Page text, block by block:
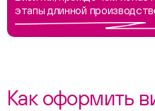
этапы длинной
Как оформить